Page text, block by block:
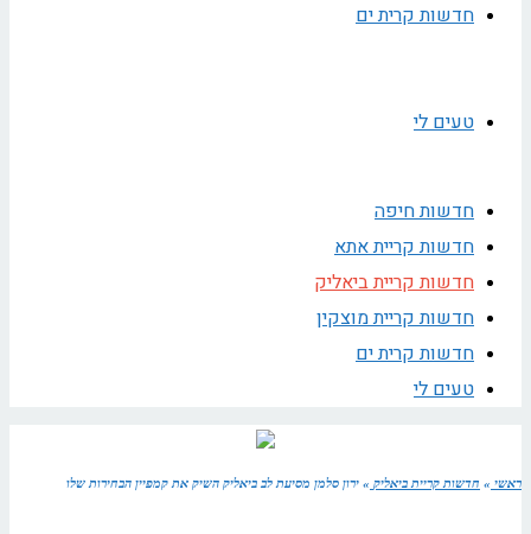
חדשות קרית ים
טעים לי
חדשות חיפה
חדשות קריית אתא
חדשות קריית ביאליק
חדשות קריית מוצקין
חדשות קרית ים
טעים לי
ראשי » חדשות קריית ביאליק » ירון סלמן מסיעת לב ביאליק השיק את קמפיין הבחירות שלו